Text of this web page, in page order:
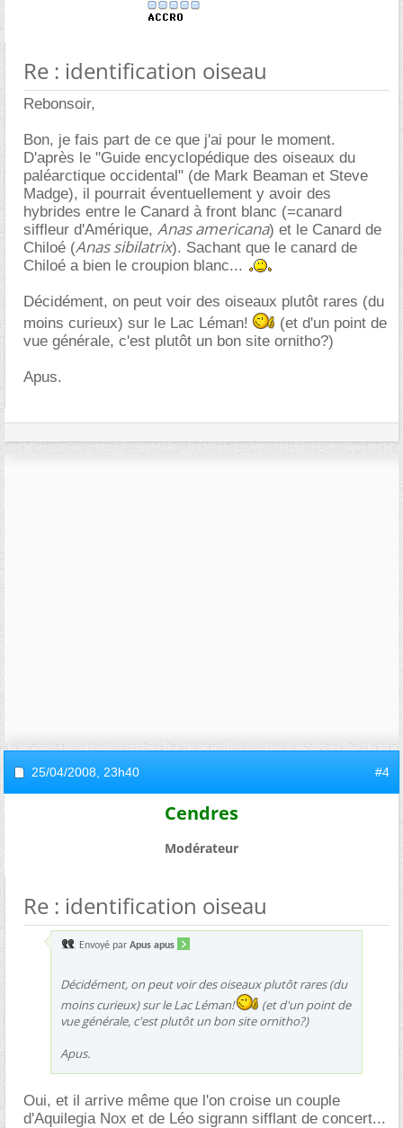
Re : identification oiseau
Rebonsoir,
Bon, je fais part de ce que j'ai pour le moment.
D'après le "Guide encyclopédique des oiseaux du
paléarctique occidental" (de Mark Beaman et Steve
Madge), il pourrait éventuellement y avoir des
hybrides entre le Canard à front blanc (=canard
siffleur d'Amérique, Anas americana) et le Canard de
Chiloé (Anas sibilatrix). Sachant que le canard de
Chiloé a bien le croupion blanc...
Décidément, on peut voir des oiseaux plutôt rares (du
moins curieux) sur le Lac Léman!
(et d'un point de
vue générale, c'est plutôt un bon site ornitho?)
Apus.
25/04/2008, 23h40 #4
Cendres
Modérateur
Re : identification oiseau
Envoyé par Apus apus
Décidément, on peut voir des oiseaux plutôt rares (du
moins curieux) sur le Lac Léman!
(et d'un point de
vue générale, c'est plutôt un bon site ornitho?)
Apus.
Oui, et il arrive même que l'on croise un couple
d'Aquilegia Nox et de Léo sigrann sifflant de concert...